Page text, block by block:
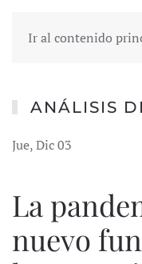
Ir al contenido
ANÁLISIS
Jue, Dic 03
La
nuevo